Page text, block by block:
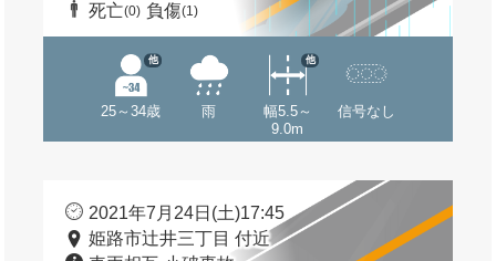
死亡(0) 負傷(1)
25～34歳
他
雨
幅5.5～
9.0m
他
信号なし
2021年7月24日(土)17:45
姫路市辻井三丁目 付近